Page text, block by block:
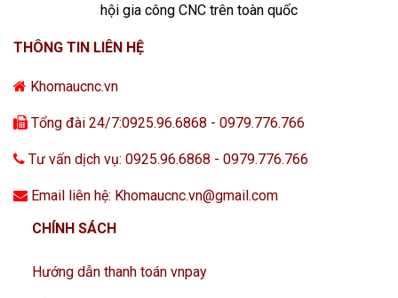
hội gia công CNC trên toàn quốc
THÔNG TIN LIÊN HỆ
Khomaucnc.vn
Tổng đài 24/7:0925.96.6868 - 0979.776.766
Tư vấn dịch vụ: 0925.96.6868 - 0979.776.766
Email liên hệ: Khomaucnc.vn@gmail.com
CHÍNH SÁCH
Hướng dẫn thanh toán vnpay